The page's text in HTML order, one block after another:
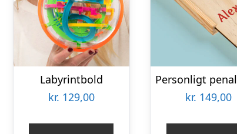
Labyrintbold
kr. 129,00 kr. 149,00